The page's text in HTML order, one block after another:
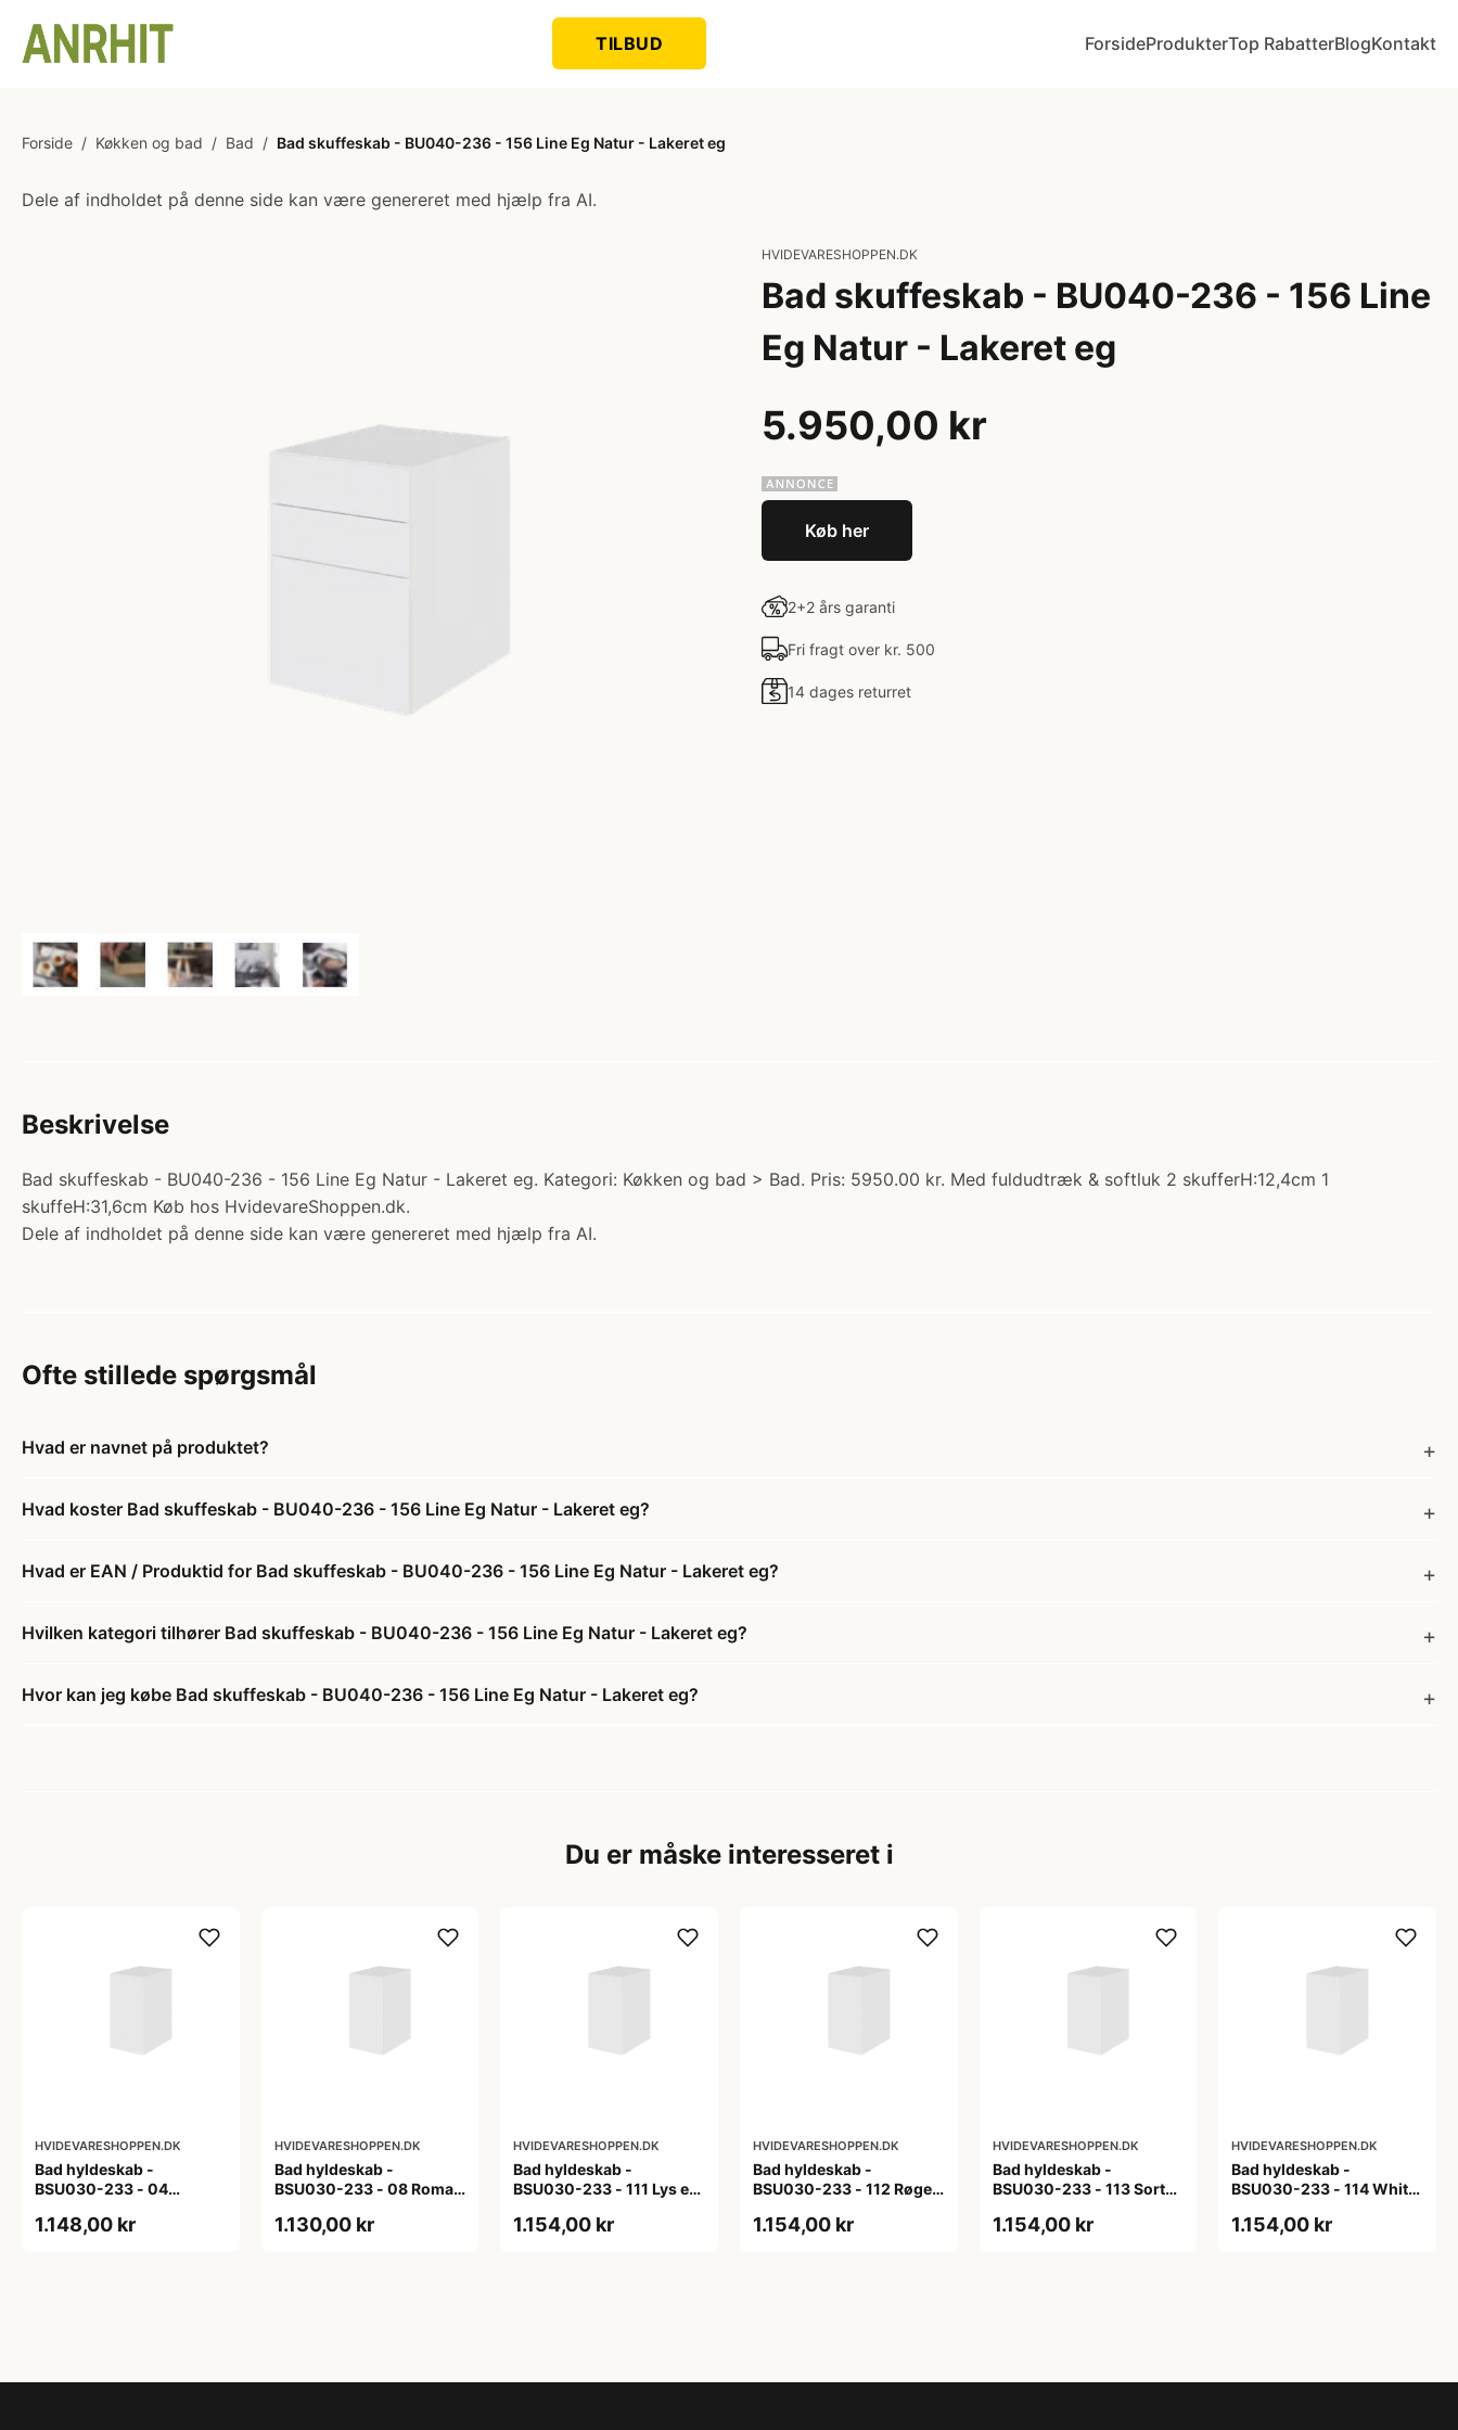
TILBUD ForsideProdukterTop RabatterBlogKontakt
Forside / Køkken og bad / Bad / Bad skuffeskab - BU040-236 - 156 Line Eg Natur - Lakeret eg
Dele af indholdet på denne side kan være genereret med hjælp fra AI.
HVIDEVARESHOPPEN.DK
Bad skuffeskab - BU040-236 - 156 Line
Eg Natur - Lakeret eg
5.950,00 kr
Køb her
2+2 års garanti
Fri fragt over kr. 500
14 dages returret
Beskrivelse
Bad skuffeskab - BU040-236 - 156 Line Eg Natur - Lakeret eg. Kategori: Køkken og bad > Bad. Pris: 5950.00 kr. Med fuldudtræk & softluk 2 skufferH:12,4cm 1
skuffeH:31,6cm Køb hos HvidevareShoppen.dk.
Dele af indholdet på denne side kan være genereret med hjælp fra AI.
Ofte stillede spørgsmål
Hvad er navnet på produktet?
Hvad koster Bad skuffeskab - BU040-236 - 156 Line Eg Natur - Lakeret eg?
Hvad er EAN / Produktid for Bad skuffeskab - BU040-236 - 156 Line Eg Natur - Lakeret eg?
Hvilken kategori tilhører Bad skuffeskab - BU040-236 - 156 Line Eg Natur - Lakeret eg?
Hvor kan jeg købe Bad skuffeskab - BU040-236 - 156 Line Eg Natur - Lakeret eg?
Du er måske interesseret i
HVIDEVARESHOPPEN.DK
Bad hyldeskab -
BSU030-233 - 04
1.148,00 kr
HVIDEVARESHOPPEN.DK
Bad hyldeskab -
BSU030-233 - 08 Roma -
1.130,00 kr
HVIDEVARESHOPPEN.DK
Bad hyldeskab -
BSU030-233 - 111 Lys eg
1.154,00 kr
HVIDEVARESHOPPEN.DK
Bad hyldeskab -
BSU030-233 - 112 Røget
1.154,00 kr
HVIDEVARESHOPPEN.DK
Bad hyldeskab -
BSU030-233 - 113 Sort
1.154,00 kr
HVIDEVARESHOPPEN.DK
Bad hyldeskab -
BSU030-233 - 114 White
ABS-kant
1.154,00 kr